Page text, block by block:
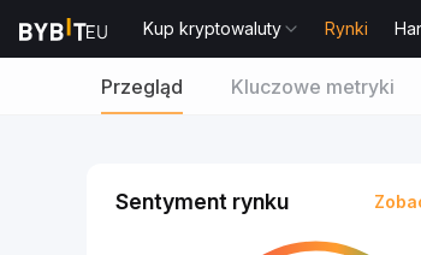
Kup kryptowaluty Rynki
Przegląd Kluczowe metryki
Sentyment rynku